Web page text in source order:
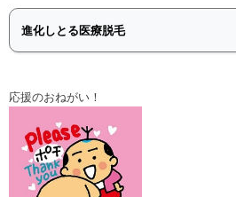
応援のおねがい！